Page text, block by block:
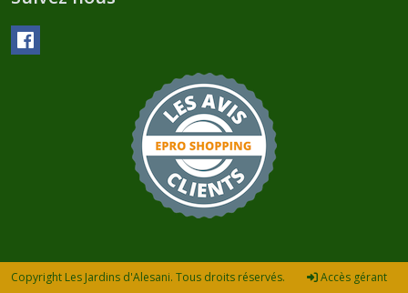
Copyright Les Jardins d'Alesani. Tous droits réservés. Accès gérant